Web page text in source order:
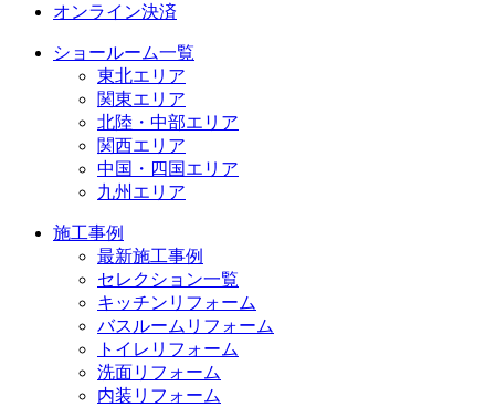
オンライン決済
ショールーム一覧
東北エリア
関東エリア
北陸・中部エリア
関西エリア
中国・四国エリア
九州エリア
施工事例
最新施工事例
セレクション一覧
キッチンリフォーム
バスルームリフォーム
トイレリフォーム
洗面リフォーム
内装リフォーム